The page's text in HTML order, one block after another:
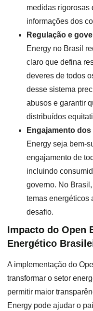
medidas rigorosas
informações dos
Regulação e
Energy no Brasil
claro que defina
deveres de todos
desse sistema
abusos e garantir
distribuídos
Engajamento
Energy seja bem-
engajamento de
incluindo
governo. No
temas energéticos
desafio.
Impacto do Open
Energético
A implementação do
transformar o setor
permitir maior
Energy pode ajudar o